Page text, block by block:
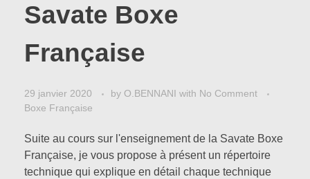
Savate Boxe
Française
29 janvier 2020 by O.BENNANI with No Comment
Boxe Française
Suite au cours sur l'enseignement de la Savate Boxe
Française, je vous propose à présent un répertoire
technique qui explique en détail chaque technique